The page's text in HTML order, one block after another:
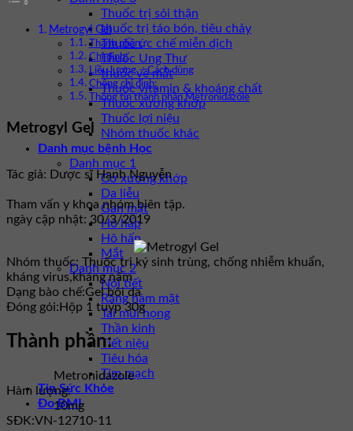
Thuốc trị sỏi thận
thuốc trị táo bón, tiêu chảy
Thuốc ức chế miễn dịch
Thuốc Ung Thư
thuốc về mắt
Thuốc vitamin & khoáng chất
Thuốc xương khớp
Thuốc lợi niệu
Nhóm thuốc khác
Danh mục bệnh Học
Danh mục 1
Cơ xương khớp
Da liễu
Gan mật
Hô hấp
Hô hấp
Mắt
Danh mục 2
Nội tiết
Răng hàm mặt
Tai mũi họng
Thần kinh
Tiết niệu
Tiêu hóa
Tim mạch
Tin Sức Khỏe
Đo BMI
Metrogyl Gel
Thành phần:
Chỉ định:
Liều lượng – Cách dùng
Chống chỉ định:
Thông tin thành phần Metronidazole
Metrogyl Gel
Tác giả: Dược sĩ Hạnh Nguyễn
Tham vấn y khoa nhóm biên tập.
ngày cập nhật: 30/3/2019
Nhóm thuốc: Thuốc trị ký sinh trùng, chống nhiễm khuẩn,
kháng virus,kháng nấm
Dạng bào chế:Gel bôi da
Đóng gói: Hộp 1 tuýp 30g
Thành phần:
Metronidazole
Hàm lượng:
10mg
SĐK:VN-12710-11